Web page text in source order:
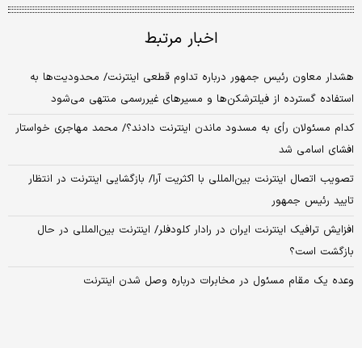
اخبار مرتبط
هشدار معاون رئیس جمهور درباره تداوم قطعی اینترنت/ محدودیت‌ها به
استفاده گسترده از فیلترشکن‌ها و مسیرهای غیررسمی منتهی می‌شود
کدام مسئولان رأی به مسدود ماندن اینترنت دادند؟/ محمد مهاجری خواستار
افشای اسامی شد
تصویب اتصال اینترنت بین‌المللی با اکثریت آرا/ بازگشایی اینترنت در انتظار
تایید رئیس جمهور
افزایش ترافیک اینترنت ایران در رادار کلودفلر/ اینترنت بین‌المللی در حال
بازگشت است؟
وعده یک مقام مسئول در مخابرات درباره وصل شدن اینترنت